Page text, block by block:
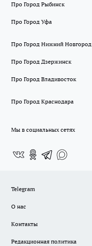
Про Город Рыбинск
Про Город Уфа
Про Город Нижний Новгород
Про Город Дзержинск
Про Город Владивосток
Про Город Краснодара
Мы в социальных сетях
Telegram
О нас
Контакты
Редакционная политика